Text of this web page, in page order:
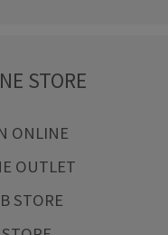
STORE
ONLINE
OUTLET
STORE